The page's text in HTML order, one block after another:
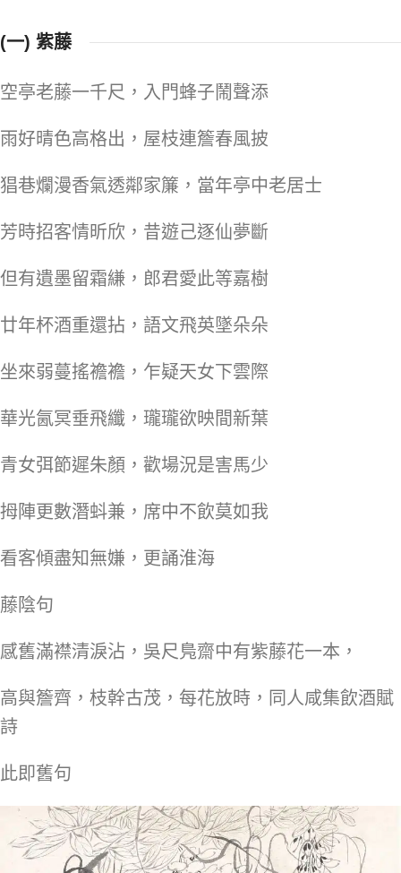
(一) 紫藤
空亭老藤一千尺，入門蜂子鬧聲添
雨好晴色高格出，屋枝連簷春風披
猖巷爛漫香氣透鄰家簾，當年亭中老居士
芳時招客情昕欣，昔遊己逐仙夢斷
但有遺墨留霜縑，郎君愛此等嘉樹
廿年杯酒重還拈，語文飛英墜朵朵
坐來弱蔓搖襜襜，乍疑天女下雲際
華光氤冥垂飛纖，瓏瓏欲映間新葉
青女弭節遲朱顏，歡場況是害馬少
拇陣更數潛蚪兼，席中不飲莫如我
看客傾盡知無嫌，更誦淮海
藤陰句
感舊滿襟清淚沾，吳尺鳬齋中有紫藤花一本，
高與簷齊，枝幹古茂，每花放時，同人咸集飲酒賦
詩
此即舊句